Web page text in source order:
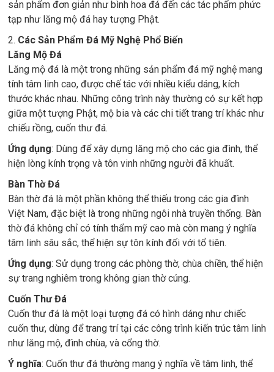
sản phẩm đơn giản như bình hoa đá đến các tác phẩm phức
tạp như lăng mộ đá hay tượng Phật.
2. Các Sản Phẩm Đá Mỹ Nghệ Phổ Biến
Lăng Mộ Đá
Lăng mộ đá là một trong những sản phẩm đá mỹ nghệ mang
tính tâm linh cao, được chế tác với nhiều kiểu dáng, kích
thước khác nhau. Những công trình này thường có sự kết hợp
giữa một tượng Phật, mộ bia và các chi tiết trang trí khác như
chiếu rồng, cuốn thư đá.
Ứng dụng: Dùng để xây dựng lăng mộ cho các gia đình, thể
hiện lòng kính trọng và tôn vinh những người đã khuất.
Bàn Thờ Đá
Bàn thờ đá là một phần không thể thiếu trong các gia đình
Việt Nam, đặc biệt là trong những ngôi nhà truyền thống. Bàn
thờ đá không chỉ có tính thẩm mỹ cao mà còn mang ý nghĩa
tâm linh sâu sắc, thể hiện sự tôn kính đối với tổ tiên.
Ứng dụng: Sử dụng trong các phòng thờ, chùa chiền, thể hiện
sự trang nghiêm trong không gian thờ cúng.
Cuốn Thư Đá
Cuốn thư đá là một loại tượng đá có hình dáng như chiếc
cuốn thư, dùng để trang trí tại các công trình kiến trúc tâm linh
như lăng mộ, đình chùa, và cổng thờ.
Ý nghĩa: Cuốn thư đá thường mang ý nghĩa về tâm linh, thể